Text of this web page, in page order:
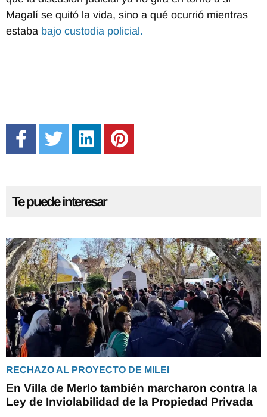
Magalí se quitó la vida, sino a qué ocurrió mientras
estaba bajo custodia policial.
Te puede interesar
RECHAZO AL PROYECTO DE MILEI
En Villa de Merlo también marcharon contra la
Ley de Inviolabilidad de la Propiedad Privada